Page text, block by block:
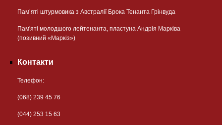
Пам’яті штурмовика з Австралії Брока Тенанта Грінвуда
Пам'яті молодшого лейтенанта, пластуна Андрія Марківа
(позивний «Маркіз»)
Контакти
Телефон:
(068) 239 45 76
(044) 253 15 63